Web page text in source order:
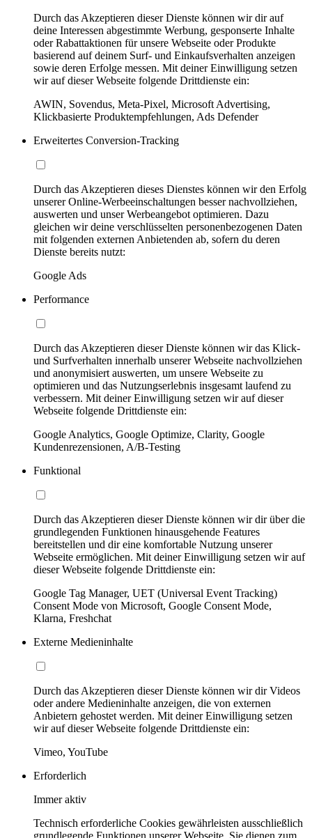
Durch das Akzeptieren dieser Dienste können wir dir auf
deine Interessen abgestimmte Werbung, gesponserte Inhalte
oder Rabattaktionen für unsere Webseite oder Produkte
basierend auf deinem Surf- und Einkaufsverhalten anzeigen
sowie deren Erfolge messen. Mit deiner Einwilligung setzen
wir auf dieser Webseite folgende Drittdienste ein:
AWIN, Sovendus, Meta-Pixel, Microsoft Advertising,
Klickbasierte Produktempfehlungen, Ads Defender
Erweitertes Conversion-Tracking
Durch das Akzeptieren dieses Dienstes können wir den Erfolg
unserer Online-Werbeeinschaltungen besser nachvollziehen,
auswerten und unser Werbeangebot optimieren. Dazu
gleichen wir deine verschlüsselten personenbezogenen Daten
mit folgenden externen Anbietenden ab, sofern du deren
Dienste bereits nutzt:
Google Ads
Performance
Durch das Akzeptieren dieser Dienste können wir das Klick-
und Surfverhalten innerhalb unserer Webseite nachvollziehen
und anonymisiert auswerten, um unsere Webseite zu
optimieren und das Nutzungserlebnis insgesamt laufend zu
verbessern. Mit deiner Einwilligung setzen wir auf dieser
Webseite folgende Drittdienste ein:
Google Analytics, Google Optimize, Clarity, Google
Kundenrezensionen, A/B-Testing
Funktional
Durch das Akzeptieren dieser Dienste können wir dir über die
grundlegenden Funktionen hinausgehende Features
bereitstellen und dir eine komfortable Nutzung unserer
Webseite ermöglichen. Mit deiner Einwilligung setzen wir auf
dieser Webseite folgende Drittdienste ein:
Google Tag Manager, UET (Universal Event Tracking)
Consent Mode von Microsoft, Google Consent Mode,
Klarna, Freshchat
Externe Medieninhalte
Durch das Akzeptieren dieser Dienste können wir dir Videos
oder andere Medieninhalte anzeigen, die von externen
Anbietern gehostet werden. Mit deiner Einwilligung setzen
wir auf dieser Webseite folgende Drittdienste ein:
Vimeo, YouTube
Erforderlich
Immer aktiv
Technisch erforderliche Cookies gewährleisten ausschließlich
grundlegende Funktionen unserer Webseite. Sie dienen zum